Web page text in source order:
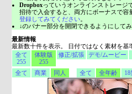
Dropboxっていうオンラインストレージ
招待で入会すると、両方にボーナスで容
登録してみてください。
↓のバナー部分を開閉できるようにして
最新情報
最新数十件を表示。 日付ではなく素材を基
全て
255
体験版
255
修正/拡張 デモ/ムービー
全て 商業 同人 全て 全年齢